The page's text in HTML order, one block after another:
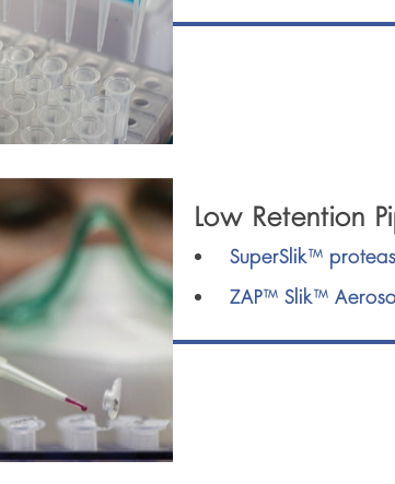
Low Retention
SuperSlik™
ZAP™ Slik™